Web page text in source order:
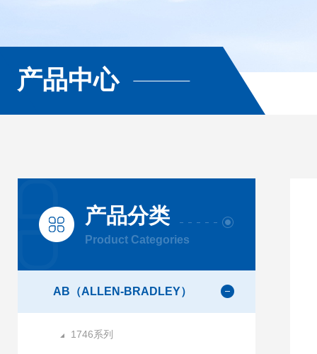
产品中心
产品分类
Product Categories
AB（ALLEN-BRADLEY）
1746系列